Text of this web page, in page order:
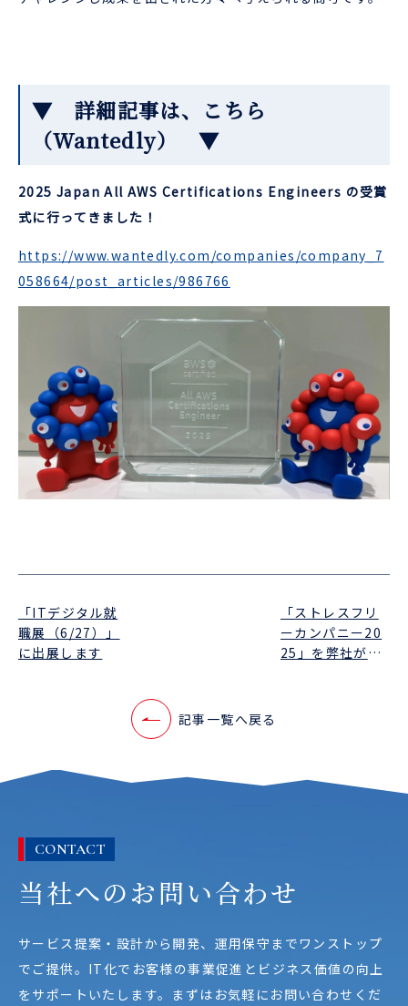
▼ 詳細記事は、こちら
（Wantedly） ▼
2025 Japan All AWS Certifications Engineers の受賞
式に行ってきました！
https://www.wantedly.com/companies/company_7
058664/post_articles/986766
「ITデジタル就
職展（6/27）」
に出展します
「ストレスフリ
ーカンパニー20
25」を弊社が受
記事一覧へ戻る
CONTACT
当社へのお問い合わせ
サービス提案・設計から開発、運用保守までワンストップ
でご提供。 IT化でお客様の事業促進とビジネス価値の向上
をサポートいたします。 まずはお気軽にお問い合わせくだ